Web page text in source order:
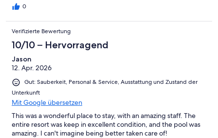
0
Verifizierte Bewertung
10/10 – Hervorragend
Jason
12. Apr. 2026
Gut: Sauberkeit, Personal & Service, Ausstattung und Zustand der
Unterkunft
Mit Google übersetzen
This was a wonderful place to stay, with an amazing staff. The
entire resort was keep in excellent condition, and the pool was
amazing. I can't imagine being better taken care of!